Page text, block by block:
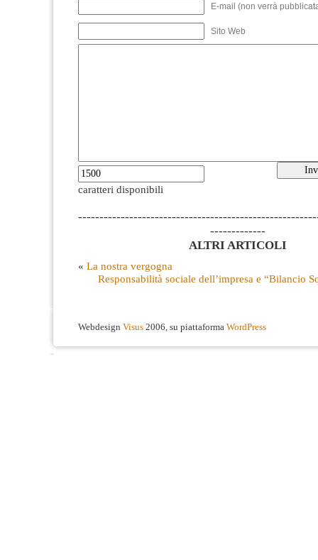
E-mail (non verrà
Sito Web
caratteri disponibili
-------------
ALTRI ARTICOLI
« La nostra vergogna
Responsabilità sociale dell’impresa e “Bilancio
Webdesign Visus 2006, su piattaforma WordPress